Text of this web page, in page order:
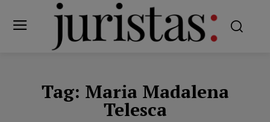
Tag: Maria Madalena
Telesca